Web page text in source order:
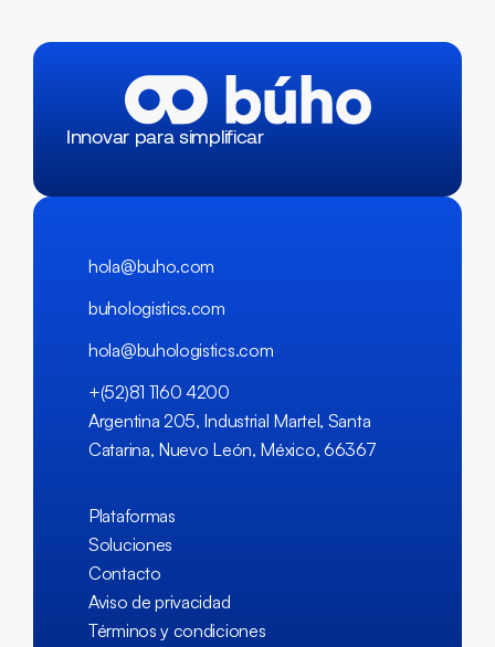
Innovar para simplificar
hola@buho.com
buhologistics.com
hola@buhologistics.com
+(52)81 1160 4200
Argentina 205, Industrial Martel, Santa
Catarina, Nuevo León, México, 66367
Plataformas
Soluciones
Contacto
Aviso de privacidad
Términos y condiciones